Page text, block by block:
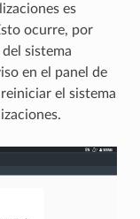
es
ocurre, por
sistema
en el panel de
el sistema